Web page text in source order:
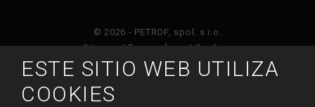
© 2026 - PETROF, spol. s r.o.
Sitemap|Terms of use|Cookies
y está sujeto a la política de privacidad de
ESTE SITIO WEB UTILIZA
COOKIES